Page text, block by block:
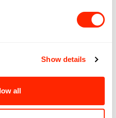
Show details
all